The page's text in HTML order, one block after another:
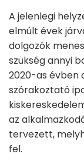
A jelenlegi
elmúlt évek
dolgozók
szükség annyi
2020-as évben
szórakoztató
az
tervezett,
fel.